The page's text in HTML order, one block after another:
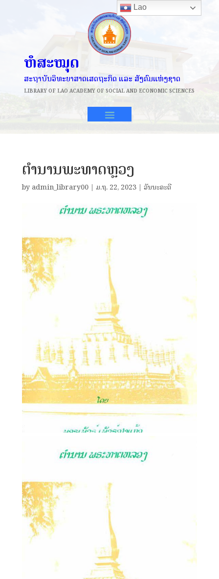
ຫໍສະໝຸດ
ສະຖາບັນວິທະຍາສາດເສດຖະກິດ ແລະ ສັງຄົມແຫ່ງຊາດ
LIBRARY OF LAO ACADEMY OF SOCIAL AND ECONOMIC SCIENCES
ຕຳນານພະທາດຫຼວງ
by admin_library00| ມ.ຖ. 22, 2023| ວັນນະຄະດີ
Lao